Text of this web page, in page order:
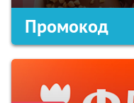
Промокод